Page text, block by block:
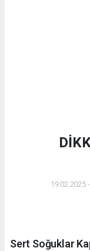
19.02.2025
Sert Soğuklar